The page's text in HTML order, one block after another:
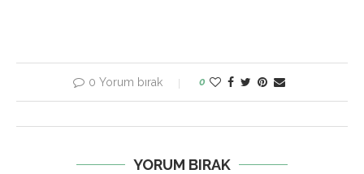
0 Yorum bırak 0
YORUM BIRAK